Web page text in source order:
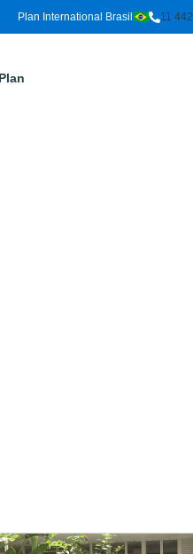
Plan International Brasil 11